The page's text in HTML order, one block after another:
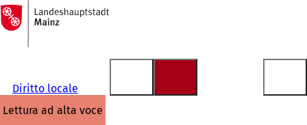
Vai al contenuto
Alla
pagina
iniziale
Diritto locale
lettura ad alta voce